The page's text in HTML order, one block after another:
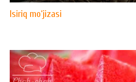
Isiriq mo‘jizasi